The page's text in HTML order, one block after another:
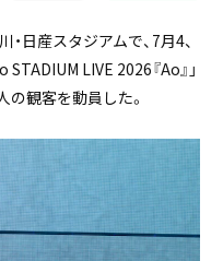
日産スタジアムで、7月4、
LIVE 2026『Ao』」
の観客を動員した。